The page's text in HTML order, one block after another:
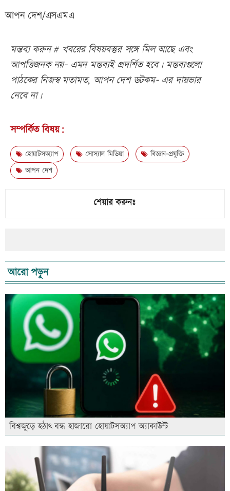
আপন দেশ/এসএমএ
মন্তব্য করুন # খবরের বিষয়বস্তুর সঙ্গে মিল আছে এবং
আপত্তিজনক নয়- এমন মন্তব্যই প্রদর্শিত হবে। মন্তব্যগুলো
পাঠকের নিজস্ব মতামত, আপন দেশ ডটকম- এর দায়ভার
নেবে না।
সম্পর্কিত বিষয়:
হোয়াটসঅ্যাপ সোস্যাল মিডিয়া
বিজ্ঞান-প্রযুক্তি
আপন দেশ
শেয়ার করুনঃ
আরো পড়ুন
বিশ্বজুড়ে হঠাৎ বন্ধ হাজারো হোয়াটসঅ্যাপ অ্যাকাউন্ট